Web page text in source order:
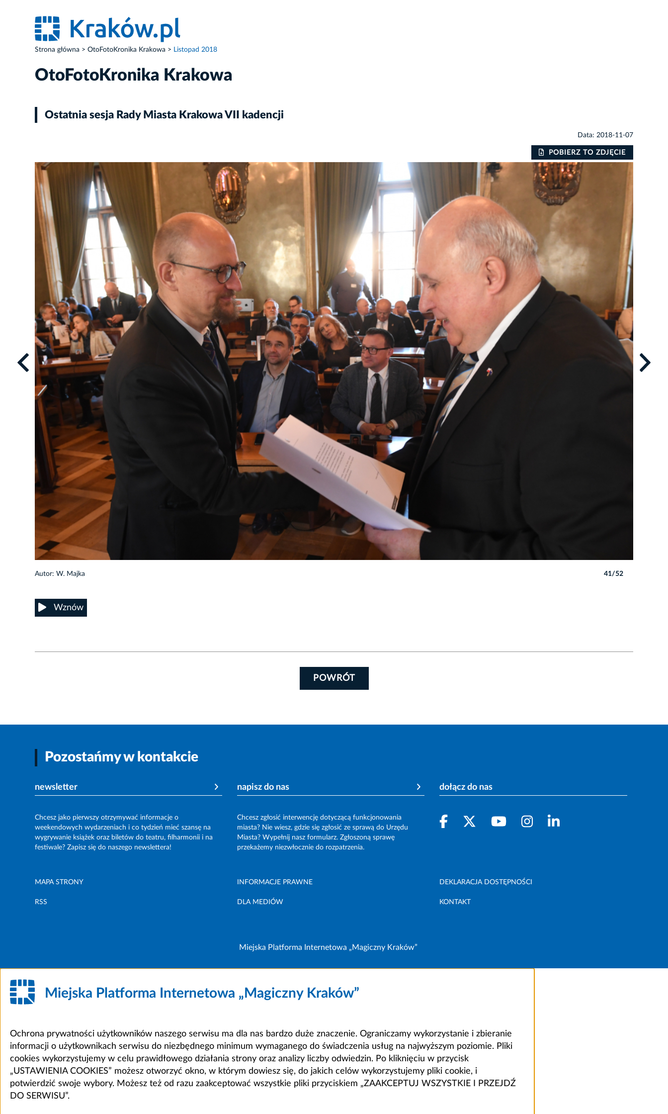
Strona główna OtoFotoKronika Krakowa Listopad 2018
OtoFotoKronika Krakowa
Ostatnia sesja Rady Miasta Krakowa VII kadencji
Data: 2018-11-07
POBIERZ TO ZDJĘCIE
Autor: W. Majka 41/52
Wznów
POWRÓT
Pozostańmy w kontakcie
newsletter
Chcesz jako pierwszy otrzymywać informacje o
weekendowych wydarzeniach i co tydzień mieć szansę na
wygrywanie książek oraz biletów do teatru, filharmonii i na
festiwale? Zapisz się do naszego newslettera!
napisz do nas
Chcesz zgłosić interwencję dotyczącą funkcjonowania
miasta? Nie wiesz, gdzie się zgłosić ze sprawą do Urzędu
Miasta? Wypełnij nasz formularz. Zgłoszoną sprawę
przekażemy niezwłocznie do rozpatrzenia.
dołącz do nas
MAPA STRONY INFORMACJE PRAWNE DEKLARACJA DOSTĘPNOŚCI
RSS DLA MEDIÓW KONTAKT
Miejska Platforma Internetowa „Magiczny Kraków”
Miejska Platforma Internetowa „Magiczny Kraków”
Ochrona prywatności użytkowników naszego serwisu ma dla nas bardzo duże znaczenie. Ograniczamy wykorzystanie i zbieranie
informacji o użytkownikach serwisu do niezbędnego minimum wymaganego do świadczenia usług na najwyższym poziomie. Pliki
cookies wykorzystujemy w celu prawidłowego działania strony oraz analizy liczby odwiedzin. Po kliknięciu w przycisk
„USTAWIENIA COOKIES” możesz otworzyć okno, w którym dowiesz się, do jakich celów wykorzystujemy pliki cookie, i
potwierdzić swoje wybory. Możesz też od razu zaakceptować wszystkie pliki przyciskiem „ZAAKCEPTUJ WSZYSTKIE I PRZEJDŹ
DO SERWISU”.